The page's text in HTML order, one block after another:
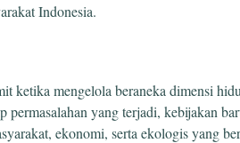
Indonesia.
ketika mengelola beraneka dimensi
permasalahan yang terjadi, kebijakan
ekonomi, serta ekologis yang